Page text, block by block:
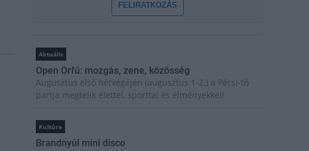
FELIRATKOZÁS
Aktuális
Open Orfű: mozgás, zene, közösség
Augusztus első hétvégéjén (augusztus 1-2.) a Pécsi-tó
partja megtelik élettel, sporttal és élményekkel!
Kultúra
Brandnyúl mini disco